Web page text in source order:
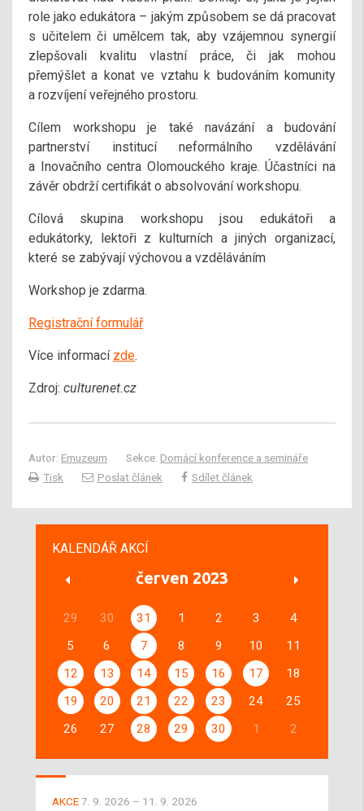
role jako edukátora – jakým způsobem se dá pracovat
s učitelem či umělcem tak, aby vzájemnou synergií
zlepšovali kvalitu vlastní práce, či jak mohou
přemýšlet a konat ve vztahu k budováním komunity
a rozvíjení veřejného prostoru.
Cílem workshopu je také navázání a budování
partnerství institucí neformálního vzdělávání
a Inovačního centra Olomouckého kraje. Účastníci na
závěr obdrží certifikát o absolvování workshopu.
Cílová skupina workshopu jsou edukátoři a
edukátorky, lektoři z kulturních a jiných organizací,
které se zabývají výchovou a vzděláváním
Workshop je zdarma.
Registrační formulář
Více informací zde.
Zdroj: culturenet.cz
Autor: Emuzeum Sekce: Domácí konference a semináře
Tisk
Poslat článek Sdílet článek
KALENDÁŘ AKCÍ
červen 2023
29 30 31 1 2 3
4
5
6 7 8 9 10
11
12
13 14 15 16 17
18
19
20 21 22 23 24
25
26
27 28 29 30 1 2
AKCE7. 9. 2026 – 11. 9. 2026